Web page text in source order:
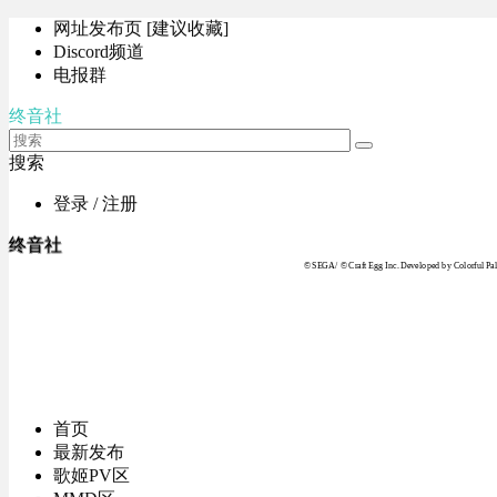
网址发布页 [建议收藏]
Discord频道
电报群
终音社
搜索
登录 / 注册
终音社
© SEGA / © Craft Egg Inc. Developed by Colorful
首页
最新发布
歌姬PV区